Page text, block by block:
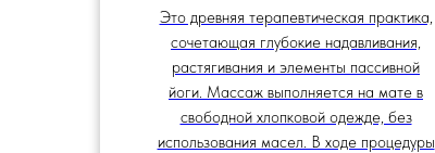
Это древняя терапевтическая практика,
сочетающая глубокие надавливания,
растягивания и элементы пассивной
йоги. Массаж выполняется на мате в
свободной хлопковой одежде, без
использования масел. В ходе процедуры